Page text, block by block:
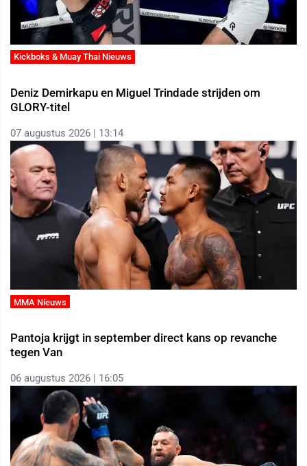
Kickboks & Muay Thai Nieuws
Deniz Demirkapu en Miguel Trindade strijden om
GLORY-titel
07 augustus 2026 | 13:14
MMA Nieuws
Pantoja krijgt in september direct kans op revanche
tegen Van
06 augustus 2026 | 16:05